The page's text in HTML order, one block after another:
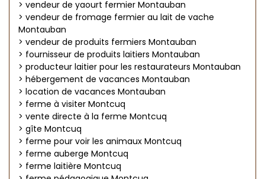
> vendeur de yaourt fermier Montauban
> vendeur de fromage fermier au lait de vache
Montauban
> vendeur de produits fermiers Montauban
> fournisseur de produits laitiers Montauban
> producteur laitier pour les restaurateurs Montauban
> hébergement de vacances Montauban
> location de vacances Montauban
> ferme à visiter Montcuq
> vente directe à la ferme Montcuq
> gîte Montcuq
> ferme pour voir les animaux Montcuq
> ferme auberge Montcuq
> ferme laitière Montcuq